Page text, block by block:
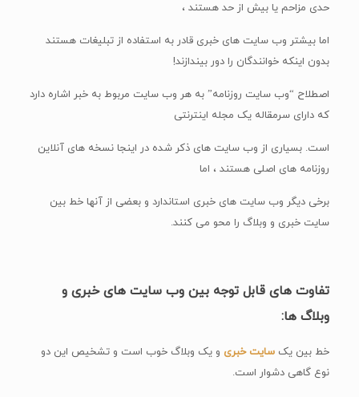
حدی مزاحم یا بیش از حد هستند ،
اما بیشتر وب سایت های خبری قادر به استفاده از تبلیغات هستند
بدون اینکه خوانندگان را دور بیندازند!
اصطلاح “وب سایت روزنامه” به هر وب سایت مربوط به خبر اشاره دارد
که دارای سرمقاله یک مجله اینترنتی
است. بسیاری از وب سایت های ذکر شده در اینجا نسخه های آنلاین
روزنامه های اصلی هستند ، اما
برخی دیگر وب سایت های خبری استاندارد و بعضی از آنها خط بین
سایت خبری و وبلاگ را محو می کنند.
تفاوت های قابل توجه بین وب سایت های خبری و
وبلاگ ها:
خط بین یک سایت خبری و یک وبلاگ خوب است و تشخیص این دو
نوع گاهی دشوار است.